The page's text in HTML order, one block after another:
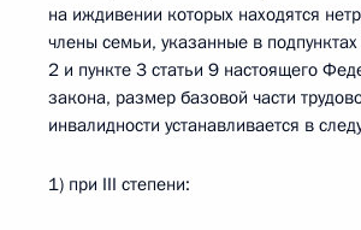
на иждивении которых находятся
члены семьи, указанные в
2 и пункте 3 статьи 9 настоящего
закона, размер базовой части
инвалидности устанавливается в
1) при III степени: